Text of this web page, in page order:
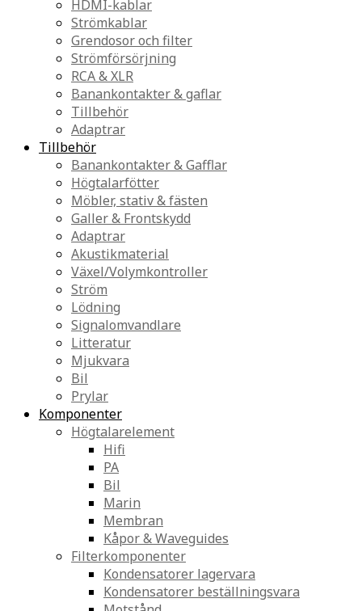
HDMI-kablar
Strömkablar
Grendosor och filter
Strömförsörjning
RCA & XLR
Banankontakter & gaflar
Tillbehör
Adaptrar
Tillbehör
Banankontakter & Gafflar
Högtalarfötter
Möbler, stativ & fästen
Galler & Frontskydd
Adaptrar
Akustikmaterial
Växel/Volymkontroller
Ström
Lödning
Signalomvandlare
Litteratur
Mjukvara
Bil
Prylar
Komponenter
Högtalarelement
Hifi
PA
Bil
Marin
Membran
Kåpor & Waveguides
Filterkomponenter
Kondensatorer lagervara
Kondensatorer beställningsvara